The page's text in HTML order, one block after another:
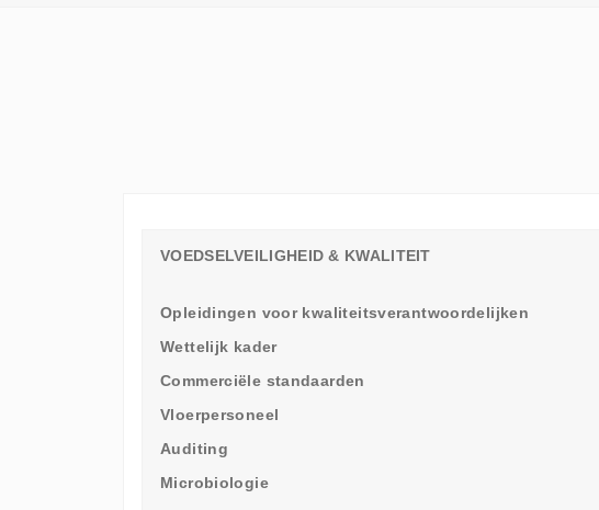
VOEDSELVEILIGHEID & KWALITEIT
Opleidingen voor kwaliteitsverantwoordelijken
Wettelijk kader
Commerciële standaarden
Vloerpersoneel
Auditing
Microbiologie